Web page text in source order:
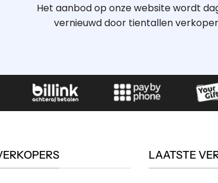
Het aanbod op onze website wordt
vernieuwd door tientallen
LAATSTE